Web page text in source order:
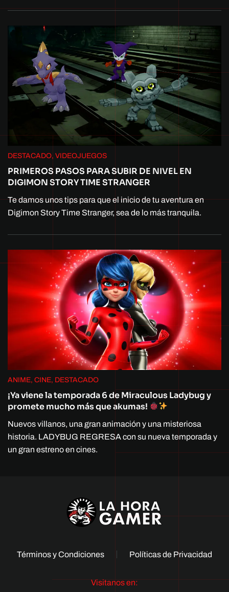
DESTACADO, VIDEOJUEGOS
PRIMEROS PASOS PARA SUBIR DE NIVEL EN
DIGIMON STORY TIME STRANGER
Te damos unos tips para que el inicio de tu aventura en
Digimon Story Time Stranger, sea de lo más tranquila.
ANIME, CINE, DESTACADO
¡Ya viene la temporada 6 de Miraculous Ladybug y
promete mucho más que akumas!
Nuevos villanos, una gran animación y una misteriosa
historia. LADYBUG REGRESA con su nueva temporada y
un gran estreno en cines.
Términos y Condiciones Políticas de Privacidad
Visitanos en: